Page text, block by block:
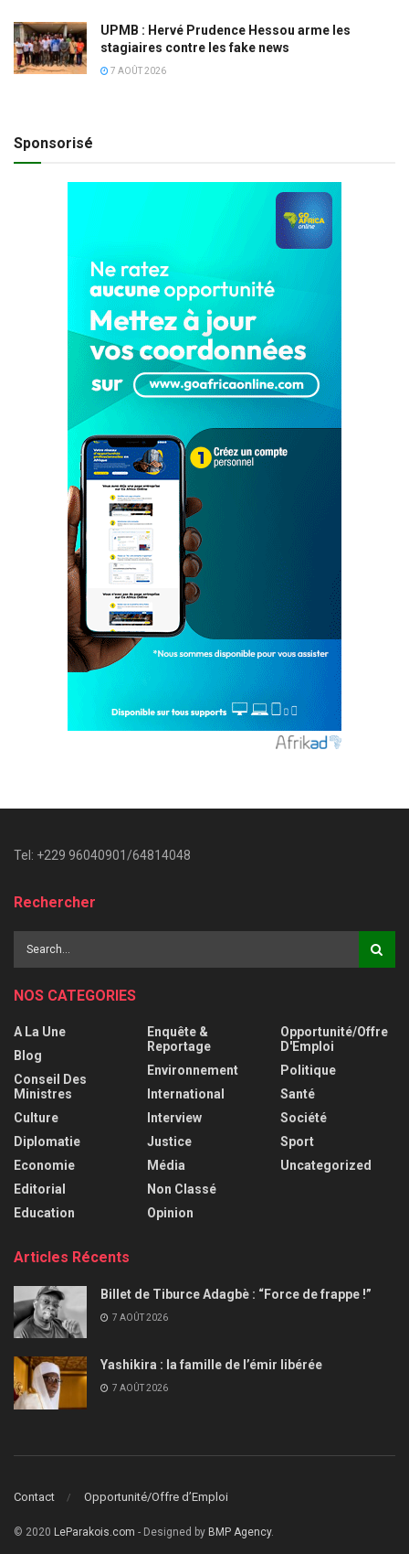
UPMB : Hervé Prudence Hessou arme les
stagiaires contre les fake news
7 AOÛT 2026
Sponsorisé
Tel: +229 96040901/64814048
Rechercher
NOS CATEGORIES
A La Une
Blog
Conseil Des
Ministres
Culture
Diplomatie
Economie
Editorial
Education
Enquête &
Reportage
Environnement
International
Interview
Justice
Média
Non Classé
Opinion
Opportunité/Offre
D'Emploi
Politique
Santé
Société
Sport
Uncategorized
Articles Récents
Billet de Tiburce Adagbè : “Force de frappe !”
7 AOÛT 2026
Yashikira : la famille de l’émir libérée
7 AOÛT 2026
Contact Opportunité/Offre d’Emploi
© 2020 LeParakois.com - Designed by BMP Agency.